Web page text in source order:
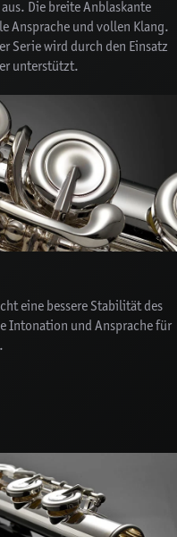
Die breite Anblaskante
Ansprache und vollen Klang.
Serie wird durch den Einsatz
unterstützt.
eine bessere Stabilität des
Intonation und Ansprache für